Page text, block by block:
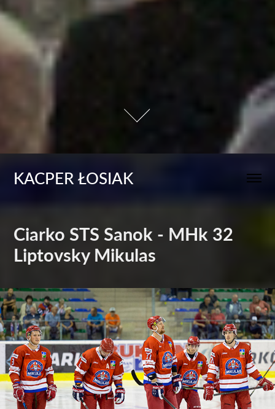
KACPER ŁOSIAK
Ciarko STS Sanok - MHk 32
Liptovsky Mikulas